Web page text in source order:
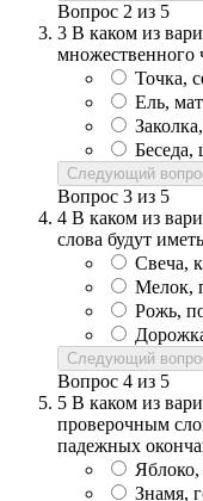
Вопрос 2 из 5
3 В каком из
множественного
Точка,
Ель,
Беседа,
Следующий
Вопрос 3 из 5
4 В каком из
слова будут
Свеча,
Мелок,
Рожь,
Следующий
Вопрос 4 из 5
5 В каком из
проверочным
падежных
Яблоко,
Знамя,